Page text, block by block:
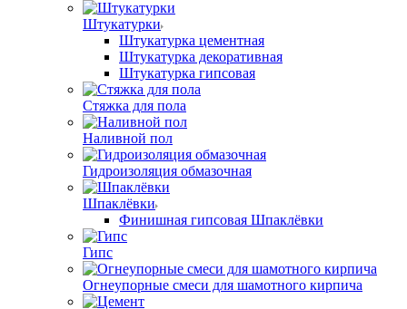
Штукатурки
Штукатурка цементная
Штукатурка декоративная
Штукатурка гипсовая
Стяжка для пола
Наливной пол
Гидроизоляция обмазочная
Шпаклёвки
Финишная гипсовая Шпаклёвки
Гипс
Огнеупорные смеси для шамотного кирпича